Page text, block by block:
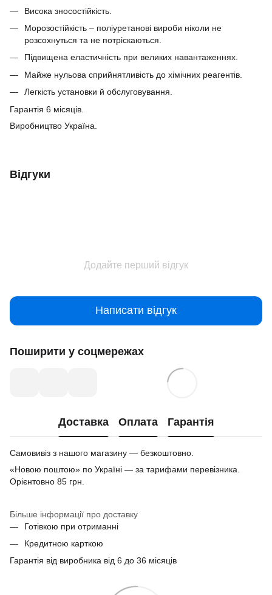
Висока зносостійкість.
Морозостійкість – поліуретанові вироби ніколи не
розсохнуться та не потріскаються.
Підвищена еластичність при великих навантаженнях.
Майже нульова сприйнятливість до хімічних реагентів.
Легкість установки й обслуговування.
Гарантія 6 місяців.
Виробництво Україна.
Відгуки
Додайте перший відгук
Написати відгук
Поширити у соцмережах
Доставка Оплата Гарантія
Самовивіз з нашого магазину — безкоштовно.
«Новою поштою» по Україні — за тарифами перевізника.
Орієнтовно 85 грн.
Більше інформації про доставку
Готівкою при отриманні
Кредитною карткою
Гарантія від виробника від 6 до 36 місяців